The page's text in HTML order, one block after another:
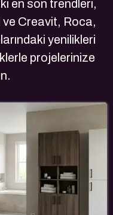
en son trendleri,
Creavit, Roca,
yenilikleri
projelerinize